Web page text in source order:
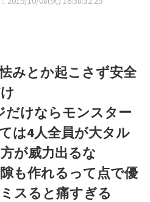
みとか起こさず安全
だけならモンスター
は4人全員が大タル
が威力出るな
も作れるって点で優
スると痛すぎる